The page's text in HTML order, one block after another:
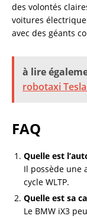
des volontés
voitures
avec des géants
à lire
robotaxi
FAQ
Quelle est
Il possède une
cycle WLTP.
Quelle est sa
Le BMW iX3